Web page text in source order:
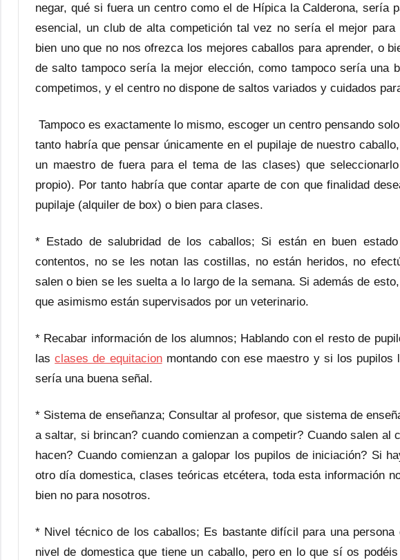
negar, qué si fuera un centro como el de Hípica la Calderona, sería
esencial, un club de alta competición tal vez no sería el mejor
bien uno que no nos ofrezca los mejores caballos para aprender, o
de salto tampoco sería la mejor elección, como tampoco sería una
competimos, y el centro no dispone de saltos variados y cuidados
Tampoco es exactamente lo mismo, escoger un centro pensando
tanto habría que pensar únicamente en el pupilaje de nuestro
un maestro de fuera para el tema de las clases) que
propio). Por tanto habría que contar aparte de con que finalidad
pupilaje (alquiler de box) o bien para clases.
* Estado de salubridad de los caballos; Si están en buen
contentos, no se les notan las costillas, no están heridos, no
salen o bien se les suelta a lo largo de la semana. Si además de
que asimismo están supervisados por un veterinario.
* Recabar información de los alumnos; Hablando con el resto de
lasclases de equitacionmontando con ese maestro y si los pupilos
sería una buena señal.
* Sistema de enseñanza; Consultar al profesor, que sistema de
a saltar, si brincan? cuando comienzan a competir? Cuando salen al
hacen? Cuando comienzan a galopar los pupilos de iniciación? Si
otro día domestica, clases teóricas etcétera, toda esta información
bien no para nosotros.
* Nivel técnico de los caballos; Es bastante difícil para una
nivel de domestica que tiene un caballo, pero en lo que sí os